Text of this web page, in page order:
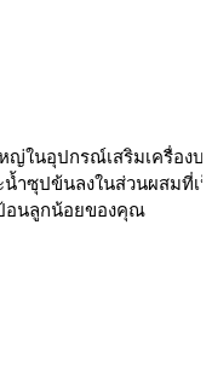
ในอุปกรณ์เสริมเครื่องบ
ำซุปข้นลงในส่วนผสมที่เ
อนลูกน้อยของคุณ